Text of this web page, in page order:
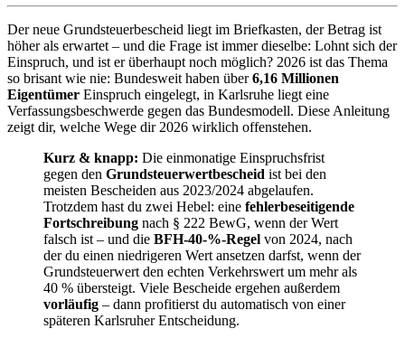
Der neue Grundsteuerbescheid liegt im Briefkasten, der Betrag ist
höher als erwartet – und die Frage ist immer dieselbe: Lohnt sich der
Einspruch, und ist er überhaupt noch möglich? 2026 ist das Thema
so brisant wie nie: Bundesweit haben über6,16 Millionen
Eigentümer Einspruch eingelegt, in Karlsruhe liegt eine
Verfassungsbeschwerde gegen das Bundesmodell. Diese Anleitung
zeigt dir, welche Wege dir 2026 wirklich offenstehen.
Kurz & knapp: Die einmonatige Einspruchsfrist
gegen den Grundsteuerwertbescheid ist bei den
meisten Bescheiden aus 2023/2024 abgelaufen.
Trotzdem hast du zwei Hebel: eine fehlerbeseitigende
Fortschreibung nach § 222 BewG, wenn der Wert
falsch ist – und die BFH-40-%-Regel von 2024, nach
der du einen niedrigeren Wert ansetzen darfst, wenn der
Grundsteuerwert den echten Verkehrswert um mehr als
40 % übersteigt. Viele Bescheide ergehen außerdem
vorläufig – dann profitierst du automatisch von einer
späteren Karlsruher Entscheidung.